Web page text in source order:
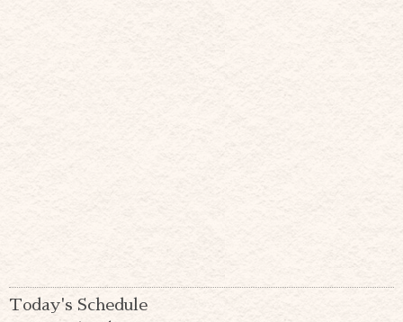
Today's Schedule